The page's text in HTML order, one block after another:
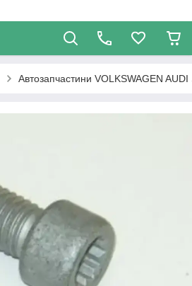
Автозапчастини VOLKSWAGEN AUDI